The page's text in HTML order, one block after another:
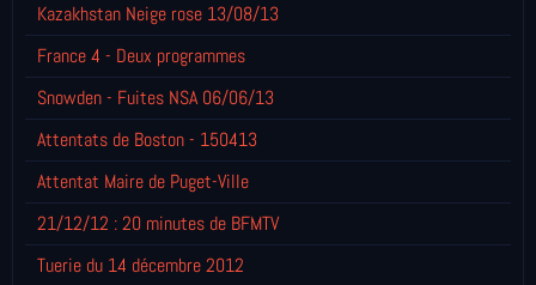
Kazakhstan Neige rose 13/08/13
France 4 - Deux programmes
Snowden - Fuites NSA 06/06/13
Attentats de Boston - 150413
Attentat Maire de Puget-Ville
21/12/12 : 20 minutes de BFMTV
Tuerie du 14 décembre 2012